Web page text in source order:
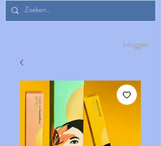
Inloggen